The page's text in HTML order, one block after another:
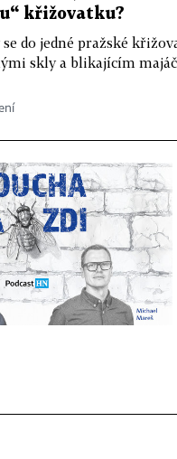
křižovatku?
se do jedné pražské
skly a blikajícím